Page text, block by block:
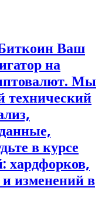
Ваш
на
Мы
технический
в курсе
хардфорков,
и изменений в